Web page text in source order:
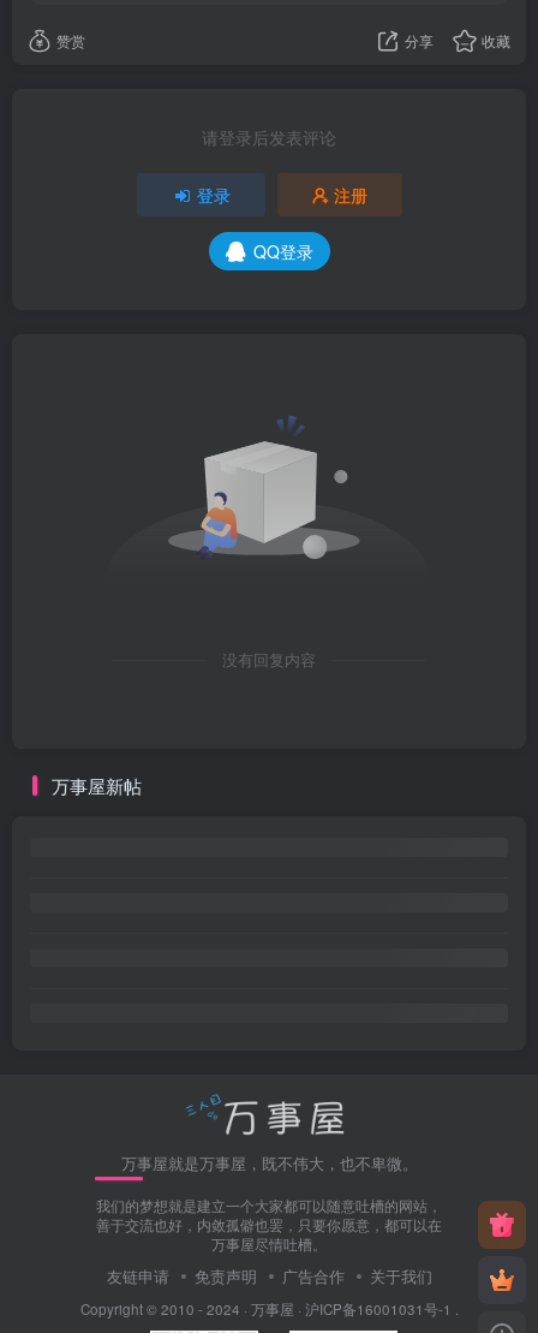
赞赏 分享 收藏
请登录后发表评论
登录 注册
QQ登录
没有回复内容
万事屋新帖
万事屋就是万事屋，既不伟大，也不卑微。
我们的梦想就是建立一个大家都可以随意吐槽的网站，
善于交流也好，内敛孤僻也罢，只要你愿意，都可以在
万事屋尽情吐槽。
友链申请 免责声明 广告合作 关于我们
Copyright © 2010 - 2024 · 万事屋 · 沪ICP备16001031号-1